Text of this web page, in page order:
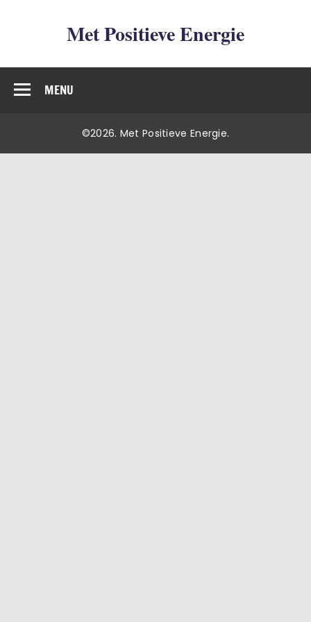
Met Positieve Energie
De weg naar Positief Leven
MENU